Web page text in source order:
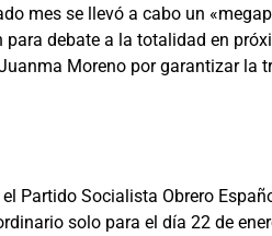
mes se llevó a cabo un
para debate a la totalidad en
Moreno por garantizar la
Partido Socialista Obrero
solo para el día 22 de